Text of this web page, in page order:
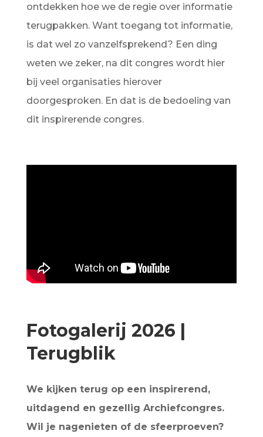
ontdekken hoe we de regie over informatie
terugpakken. Want toegang tot informatie,
is dat wel zo vanzelfsprekend? Een ding
weten we zeker, na dit congres wordt hier
bij veel organisaties hierover
doorgesproken. En dat is de bedoeling van
dit inspirerende congres.
Fotogalerij 2026 |
Terugblik
We kijken terug op een inspirerend,
uitdagend en gezellig Archiefcongres.
Wil je nagenieten of de sfeerproeven?